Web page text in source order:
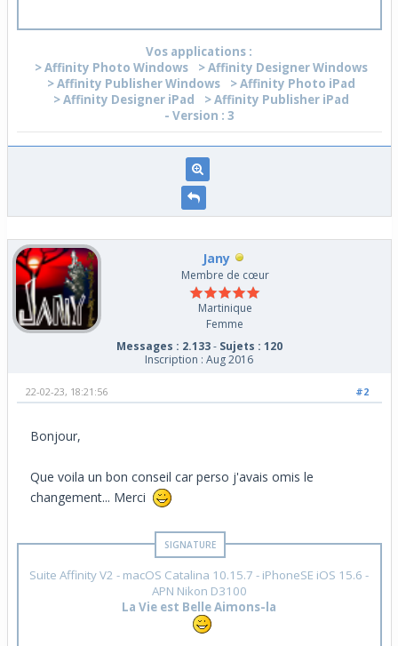
Vos applications :
> Affinity Photo Windows
> Affinity Designer Windows
> Affinity Publisher Windows
> Affinity Photo iPad
> Affinity Designer iPad
> Affinity Publisher iPad
- Version : 3
Jany
Membre de cœur
Martinique
Femme
Messages : 2.133- Sujets : 120
Inscription : Aug 2016
#2
22-02-23, 18:21:56
Bonjour,
Que voila un bon conseil car perso j'avais omis le
changement... Merci
Suite Affinity V2 - macOS Catalina 10.15.7 - iPhoneSE iOS 15.6 -
APN Nikon D3100
La Vie est Belle Aimons-la